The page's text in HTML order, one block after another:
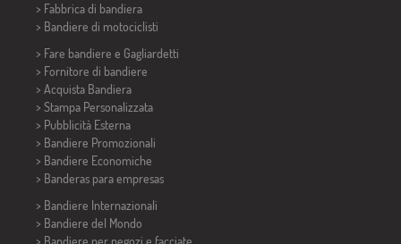
> Fabbrica di bandiera
> Bandiere di motociclisti
> Fare bandiere e Gagliardetti
> Fornitore di bandiere
> Acquista Bandiera
> Stampa Personalizzata
> Pubblicità Esterna
> Bandiere Promozionali
> Bandiere Economiche
> Banderas para empresas
> Bandiere Internazionali
> Bandiere del Mondo
> Bandiere per negozi e facciate